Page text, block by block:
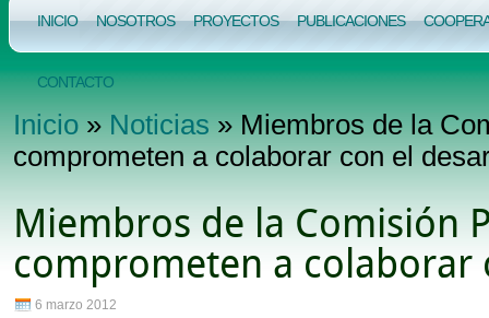
INICIO NOSOTROS PROYECTOS PUBLICACIONES
CONTACTO
Inicio»Noticias» Miembros de la
comprometen a colaborar con el
Miembros de la Comisión
comprometen a colaborar
6 marzo 2012